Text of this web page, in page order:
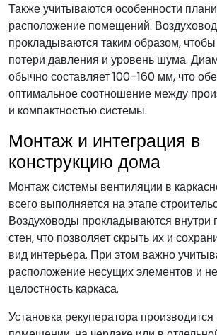
Также учитываются особенности
расположение помещений.
прокладываются таким образом,
потери давления и уровень шума.
обычно составляет 100–160 мм, что
оптимальное соотношение между
и компактностью системы.
Монтаж и интеграция в
конструкцию дома
Монтаж системы вентиляции в
всего выполняется на этапе
Воздуховоды прокладываются внутри
стен, что позволяет скрыть их и
вид интерьера. При этом важно
расположение несущих элементов и
целостность каркаса.
Установка рекуператора